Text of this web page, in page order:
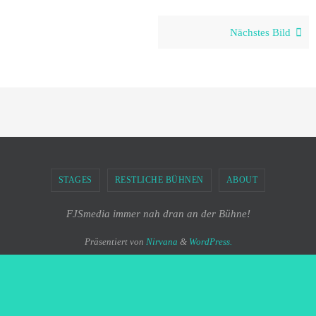
Nächstes Bild
STAGES RESTLICHE BÜHNEN ABOUT
FJSmedia immer nah dran an der Bühne!
Präsentiert von Nirvana & WordPress.